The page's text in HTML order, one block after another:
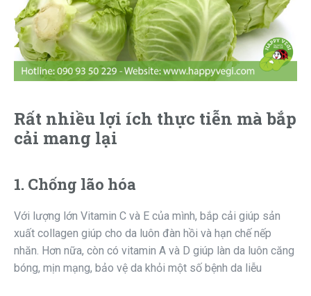
Rất nhiều lợi ích thực tiễn mà bắp
cải mang lại
1. Chống lão hóa
Với lượng lớn Vitamin C và E của mình, bắp cải giúp sản
xuất collagen giúp cho da luôn đàn hồi và hạn chế nếp
nhăn. Hơn nữa, còn có vitamin A và D giúp làn da luôn căng
bóng, mịn mạng, bảo vệ da khỏi một số bệnh da liễu